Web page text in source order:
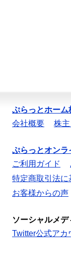
ぷらっとホーム
会社概要
株
ぷらっとオンラ
ご利用ガイド
特定商取引法に
お客様からの声
ソーシャルメデ
Twitter公式アカ